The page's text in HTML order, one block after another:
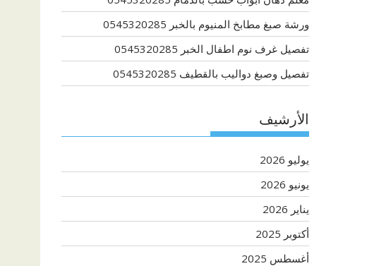
ورشة صبغ مطابخ المنيوم بالخبر 0545320285
تفصيل غرف نوم اطفال الخبر 0545320285
تفصيل وصبغ دواليب بالقطيف 0545320285
الأرشيف
يوليو 2026
يونيو 2026
يناير 2026
أكتوبر 2025
أغسطس 2025